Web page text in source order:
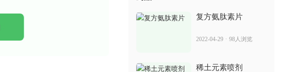
复方氨肽素片
2022-04-29 · 98人浏览
稀土元素喷剂